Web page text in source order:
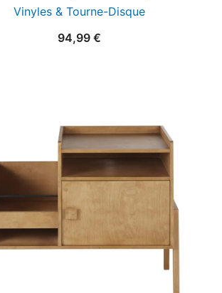
Vinyles & Tourne-Disque
94,99 €